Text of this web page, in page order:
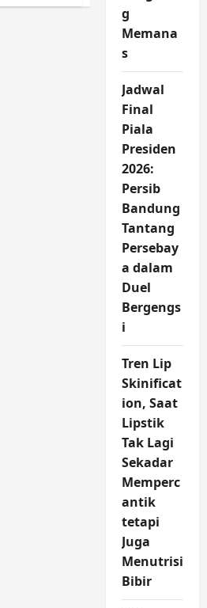
g
Memana
s
Jadwal
Final
Piala
Presiden
2026:
Persib
Bandung
Tantang
Persebay
a dalam
Duel
Bergengs
i
Tren Lip
Skinificat
ion, Saat
Lipstik
Tak Lagi
Sekadar
Memperc
antik
tetapi
Juga
Menutrisi
Bibir